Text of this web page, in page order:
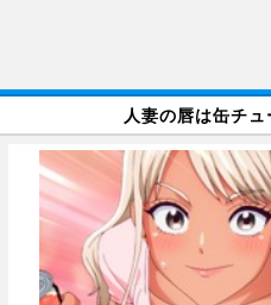
ゲーム
イベント
海外イベント
俳優・タレント
ビジネス
レビュー
アニメ
書評
ゲーム
動画
アニメ
アニメ！アニメ！TV
連載・コラム
人妻の唇は缶チ